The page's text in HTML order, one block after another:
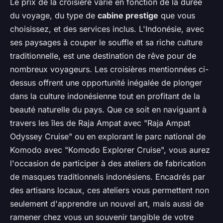
du voyage, du type de cabine prestige que vous
choisissez, et des services inclus. L'Indonésie, avec
ses paysages à couper le souffle et sa riche culture
traditionnelle, est une destination de rêve pour de
nombreux voyageurs. Les croisières mentionnées ci-
dessus offrent une opportunité inégalée de plonger
dans la culture indonésienne tout en profitant de la
beauté naturelle du pays. Que ce soit en naviguant à
travers les îles de Raja Ampat avec "Raja Ampat
Odyssey Cruise" ou en explorant le parc national de
Komodo avec "Komodo Explorer Cruise", vous aurez
l'occasion de participer à des ateliers de fabrication
de masques traditionnels indonésiens. Encadrés par
des artisans locaux, ces ateliers vous permettent non
seulement d'apprendre un nouvel art, mais aussi de
ramener chez vous un souvenir tangible de votre